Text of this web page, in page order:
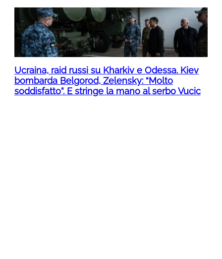
Ucraina, raid russi su Kharkiv e Odessa. Kiev
bombarda Belgorod, Zelensky: “Molto
soddisfatto”. E stringe la mano al serbo Vucic